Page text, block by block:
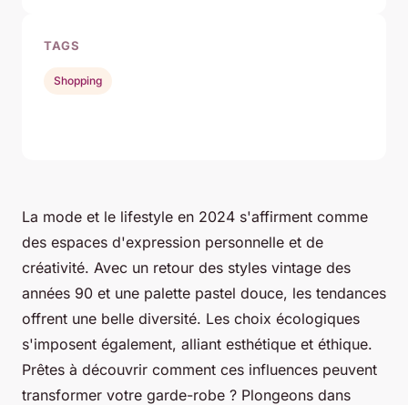
La mode et le lifestyle en 2024 s'affirment comme
des espaces d'expression personnelle et de
créativité. Avec un retour des styles vintage des
années 90 et une palette pastel douce, les tendances
offrent une belle diversité. Les choix écologiques
s'imposent également, alliant esthétique et éthique.
Prêtes à découvrir comment ces influences peuvent
transformer votre garde-robe ? Plongeons dans
TAGS
Shopping